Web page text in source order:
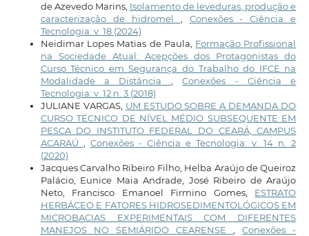
de Azevedo Marins, Isolamento de leveduras, produção e
caracterização de hidromel
Conexões - Ciência e
Tecnologia: v. 18 (2024)
Neidimar Lopes Matias de Paula, Formação Profissional
na Sociedade Atual: Acepções dos Protagonistas do
Curso Técnico em Segurança do Trabalho do IFCE na
Modalidade a Distância
,Conexões - Ciência e
Tecnologia: v. 12 n. 3 (2018)
JULIANE VARGAS, UM ESTUDO SOBRE A DEMANDA DO
CURSO TÉCNICO DE NÍVEL MÉDIO SUBSEQUENTE EM
PESCA DO INSTITUTO FEDERAL DO CEARÁ, CAMPUS
ACARAÚ
Conexões - Ciência e Tecnologia: v. 14 n. 2
(2020)
Jacques Carvalho Ribeiro Filho, Helba Araújo de Queiroz
Palácio, Eunice Maia Andrade, José Ribeiro de Araújo
Neto, Francisco Emanoel Firmino Gomes, ESTRATO
HERBÁCEO E FATORES HIDROSEDIMENTOLÓGICOS EM
MICROBACIAS EXPERIMENTAIS COM DIFERENTES
MANEJOS NO SEMIÁRIDO CEARENSE
,Conexões -